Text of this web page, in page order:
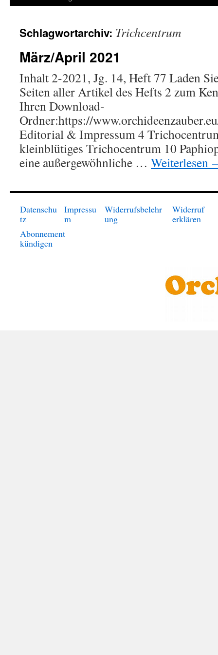
Schlagwortarchiv: Trichcentrum
März/April 2021
Inhalt 2-2021, Jg. 14, Heft 77 Laden
Seiten aller Artikel des Hefts 2 zum
Ihren Download-
Ordner:https://
Editorial & Impressum 4
kleinblütiges Trichocentrum 10
eine außergewöhnliche … Weiterlesen
Datenschu
tz
Impressu
m
Widerrufsbelehr
ung
Widerruf
erklären
Abonnement
kündigen